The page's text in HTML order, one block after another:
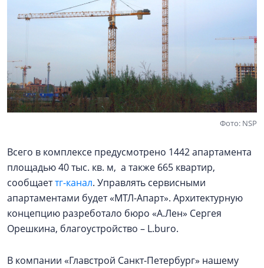
Фото: NSP
Всего в комплексе предусмотрено 1442 апартамента
площадью 40 тыс. кв. м, а также 665 квартир,
сообщаеттг-канал. Управлять сервисными
апартаментами будет «МТЛ-Апарт». Архитектурную
концепцию разреботало бюро «А.Лен» Сергея
Орешкина, благоустройство – L.buro.
В компании «Главстрой Санкт-Петербург» нашему